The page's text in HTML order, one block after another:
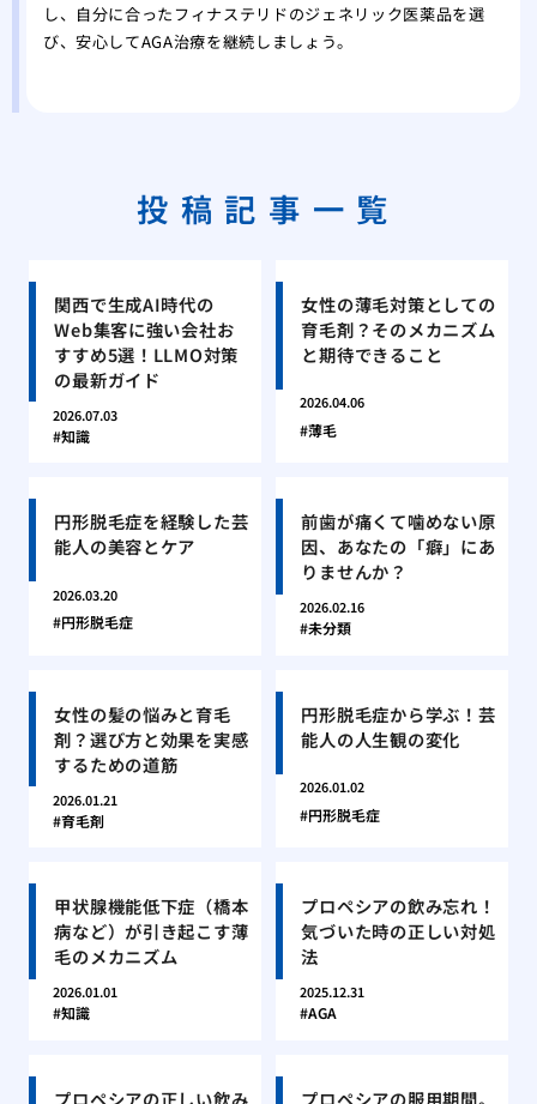
し、自分に合ったフィナステリドのジェネリック医薬品を選
び、安心してAGA治療を継続しましょう。
投稿記事一覧
関西で生成AI時代の
Web集客に強い会社お
すすめ5選！LLMO対策
の最新ガイド
2026.07.03
知識
女性の薄毛対策としての
育毛剤？そのメカニズム
と期待できること
2026.04.06
薄毛
円形脱毛症を経験した芸
能人の美容とケア
2026.03.20
円形脱毛症
前歯が痛くて噛めない原
因、あなたの「癖」にあ
りませんか？
2026.02.16
未分類
女性の髪の悩みと育毛
剤？選び方と効果を実感
するための道筋
2026.01.21
育毛剤
円形脱毛症から学ぶ！芸
能人の人生観の変化
2026.01.02
円形脱毛症
甲状腺機能低下症（橋本
病など）が引き起こす薄
毛のメカニズム
2026.01.01
知識
プロペシアの飲み忘れ！
気づいた時の正しい対処
法
2025.12.31
AGA
プロペシアの正しい飲み
プロペシアの服用期間。